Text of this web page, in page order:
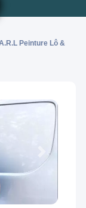
Peinture Lô &
Next